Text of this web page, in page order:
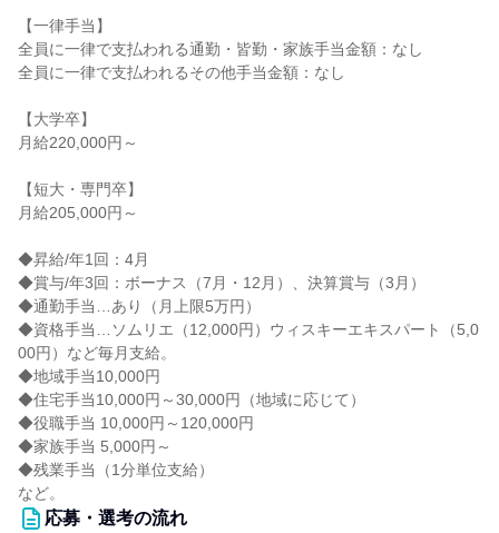
【一律手当】
全員に一律で支払われる通勤・皆勤・家族手当金額：なし
全員に一律で支払われるその他手当金額：なし
【大学卒】
月給220,000円～
【短大・専門卒】
月給205,000円～
◆昇給/年1回：4月
◆賞与/年3回：ボーナス（7月・12月）、決算賞与（3月）
◆通勤手当…あり（月上限5万円）
◆資格手当…ソムリエ（12,000円）ウィスキーエキスパート（5,0
00円）など毎月支給。
◆地域手当10,000円
◆住宅手当10,000円～30,000円（地域に応じて）
◆役職手当 10,000円～120,000円
◆家族手当 5,000円～
◆残業手当（1分単位支給）
など。
応募・選考の流れ